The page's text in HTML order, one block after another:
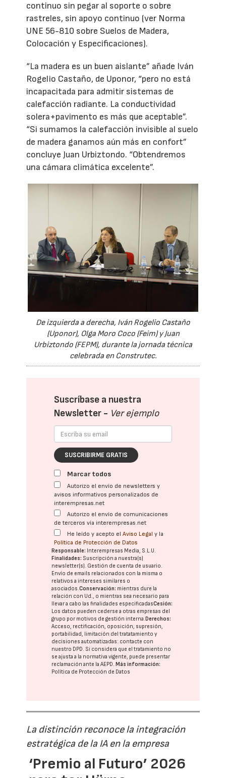
continuo sin pegar al soporte o sobre
rastreles, sin apoyo continuo (ver Norma
UNE 56-810 sobre Suelos de Madera,
Colocación y Especificaciones).
“La madera es un buen aislante” añade Iván
Rogelio Castaño, de Uponor, “pero no está
incapacitada para admitir sistemas de
calefacción radiante. La conductividad
solera+pavimento es más que aceptable”.
“Si sumamos la calefacción invisible al suelo
de madera ganamos aún más en confort”
concluye Juan Urbiztondo. “Obtendremos
una cámara climática excelente”.
De izquierda a derecha, Iván Rogelio Castaño
(Uponor), Olga Moro Coco (Feim) y Juan
Urbiztondo (FEPM), durante la jornada técnica
celebrada en Construtec.
Suscríbase a nuestra
Newsletter - Ver ejemplo
SUSCRIBIRME GRATIS
Marcar todos
Autorizo el envío de newsletters y
avisos informativos personalizados de
interempresas.net
Autorizo el envío de comunicaciones
de terceros vía interempresas.net
He leído y acepto elAviso Legal y la
Política de Protección de Datos
Responsable: Interempresas Media, S.L.U.
Finalidades: Suscripción a nuestra(s)
newsletter(s). Gestión de cuenta de usuario.
Envío de emails relacionados con la misma o
relativos a intereses similares o
asociados.Conservación: mientras dure la
relación con Ud., o mientras sea necesario para
llevar a cabo las finalidades especificadasCesión:
Los datos pueden cederse a otras empresas del
grupo por motivos de gestión interna. Derechos:
Acceso, rectificación, oposición, supresión,
portabilidad, limitación del tratatamiento y
decisiones automatizadas: contacte con
nuestro DPD. Si considera que el tratamiento no
se ajusta a la normativa vigente, puede presentar
reclamación ante laAEPD. Más información:
Política de Protección de Datos
La distinción reconoce la integración
estratégica de la IA en la empresa
‘Premio al Futuro’ 2026